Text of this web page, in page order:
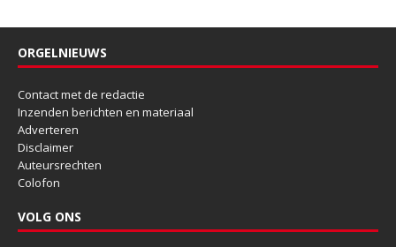
ORGELNIEUWS
Contact met de redactie
Inzenden berichten en materiaal
Adverteren
Disclaimer
Auteursrechten
Colofon
VOLG ONS